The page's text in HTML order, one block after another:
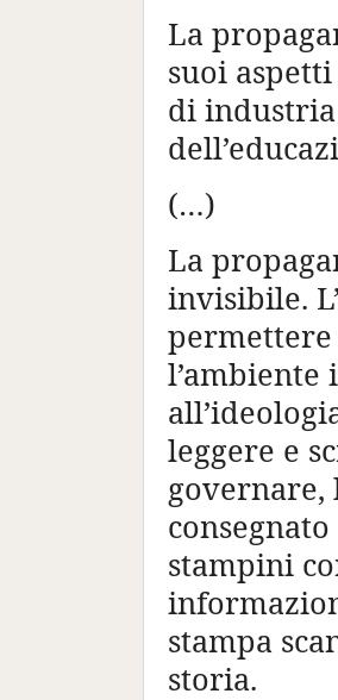
La
suoi
di
(…)
La
invisibile.
l’ambiente
leggere e
governare,
stampini
stampa
storia.